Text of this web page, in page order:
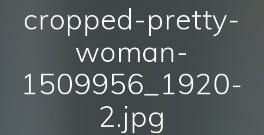
cropped-pretty-
woman-
1509956_1920-
2.jpg